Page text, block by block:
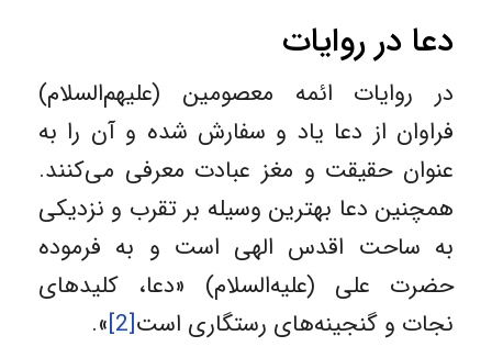
دعا در روایات
در روایات ائمه معصومین (علیهم‌السلام)
فراوان از دعا یاد و سفارش شده و آن را به
عنوان حقیقت و مغز عبادت معرفی می‌کنند.
همچنین دعا بهترین وسیله بر تقرب و نزدیکی
به ساحت اقدس الهی است و به فرموده
حضرت علی (علیه‌السلام) «دعا، کلیدهای
نجات و گنجینه‌های رستگاری است[2]
».